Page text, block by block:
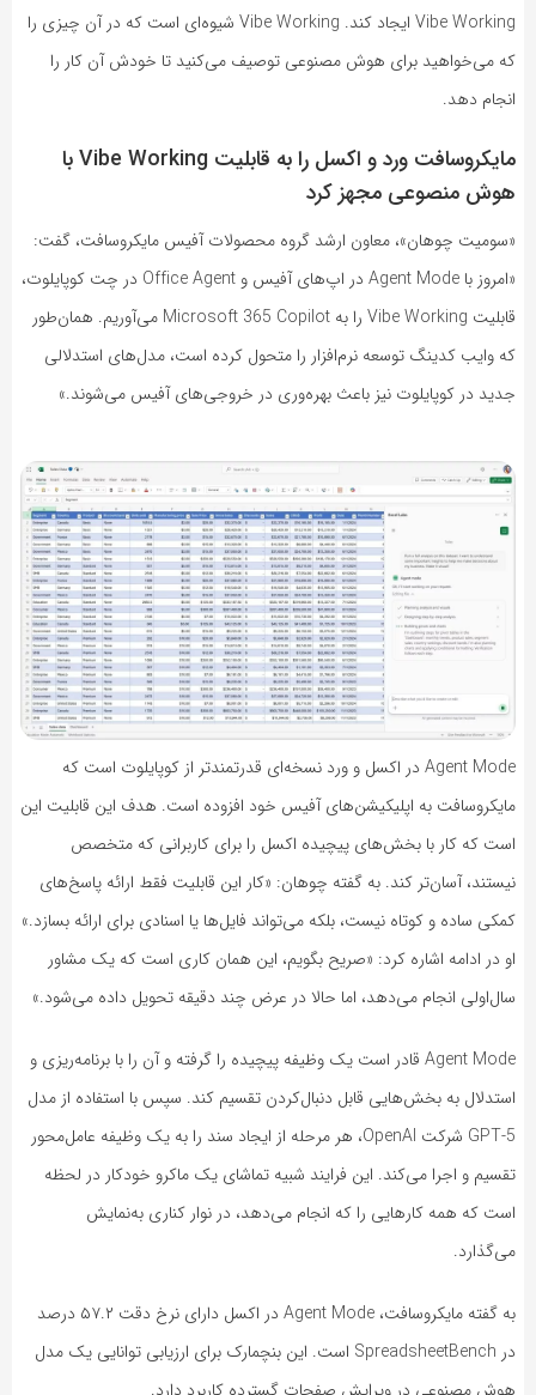
Vibe Working ایجاد کند. Vibe Working شیوه‌ای است که در آن چیزی را
که می‌خواهید برای هوش مصنوعی توصیف می‌کنید تا خودش آن کار را
انجام دهد.
مایکروسافت ورد و اکسل را به قابلیت Vibe Working با
هوش منصوعی مجهز کرد
«سومیت چوهان»، معاون ارشد گروه محصولات آفیس مایکروسافت، گفت:
«امروز با Agent Mode در اپ‌های آفیس و Office Agent در چت کوپایلوت،
قابلیت Vibe Working را به Microsoft 365 Copilot می‌آوریم. همان‌طور
که وایب کدینگ توسعه نرم‌افزار را متحول کرده است، مدل‌های استدلالی
جدید در کوپایلوت نیز باعث بهره‌وری در خروجی‌های آفیس می‌شوند.»
Agent Mode در اکسل و ورد نسخه‌ای قدرتمندتر از کوپایلوت است که
مایکروسافت به اپلیکیشن‌های آفیس خود افزوده است. هدف این قابلیت این
است که کار با بخش‌های پیچیده اکسل را برای کاربرانی که متخصص
نیستند، آسان‌تر کند. به گفته چوهان: «کار این قابلیت فقط ارائه پاسخ‌های
کمکی ساده و کوتاه نیست، بلکه می‌تواند فایل‌ها یا اسنادی برای ارائه بسازد.»
او در ادامه اشاره کرد: «صریح بگویم، این همان کاری است که یک مشاور
سال‌اولی انجام می‌دهد، اما حالا در عرض چند دقیقه تحویل داده می‌شود.»
Agent Mode قادر است یک وظیفه پیچیده را گرفته و آن را با برنامه‌ریزی و
استدلال به بخش‌هایی قابل دنبال‌کردن تقسیم کند. سپس با استفاده از مدل
GPT-5 شرکت OpenAI، هر مرحله از ایجاد سند را به یک وظیفه عامل‌محور
تقسیم و اجرا می‌کند. این فرایند شبیه تماشای یک ماکرو خودکار در لحظه
است که همه کارهایی را که انجام می‌دهد، در نوار کناری به‌نمایش
می‌گذارد.
به گفته مایکروسافت، Agent Mode در اکسل دارای نرخ دقت ۵۷.۲ درصد
در SpreadsheetBench است. این بنچمارک برای ارزیابی توانایی یک مدل